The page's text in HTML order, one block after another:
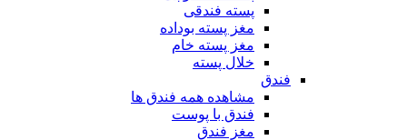
پسته فندقی
مغز پسته بوداده
مغز پسته خام
خلال پسته
فندق
مشاهده همه فندق ها
فندق با پوست
مغز فندق